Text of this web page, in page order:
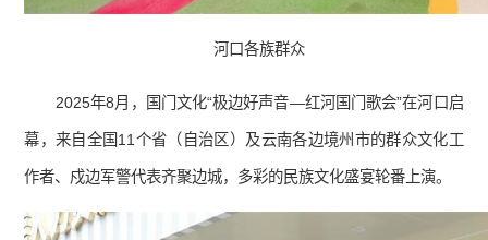
河口各族群众
2025年8月，国门文化“极边好声音—红河国门歌会”在河口启
幕，来自全国11个省（自治区）及云南各边境州市的群众文化工
作者、戍边军警代表齐聚边城，多彩的民族文化盛宴轮番上演。